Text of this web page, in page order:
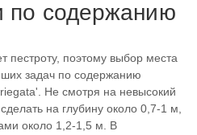
по содержанию
пестроту, поэтому выбор места
задач по содержанию
Не смотря на невысокий
на глубину около 0,7-1 м,
около 1,2-1,5 м. В